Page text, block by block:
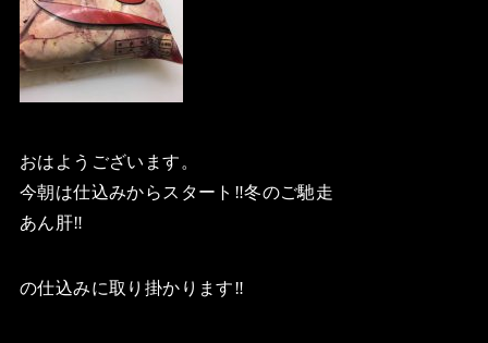
おはようございます。
今朝は仕込みからスタート‼️冬のご馳走
あん肝‼️
の仕込みに取り掛かります‼️